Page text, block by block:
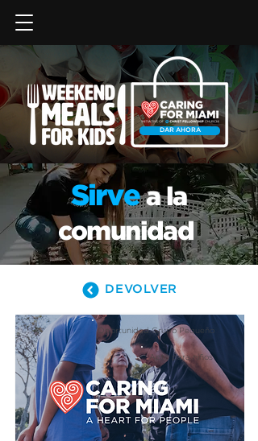
DAR AHORA
Sirvea la
comunidad
DEVOLVER
Oportunidad Grupo Pequeño
Apto para niños